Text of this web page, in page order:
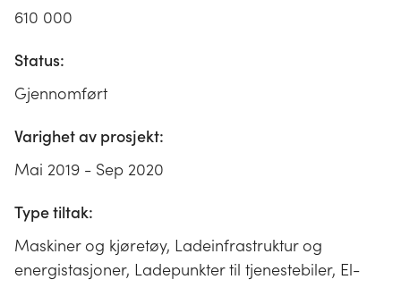
610 000
Status:
Gjennomført
Varighet av prosjekt:
Mai 2019 - Sep 2020
Type tiltak:
Maskiner og kjøretøy, Ladeinfrastruktur og
energistasjoner, Ladepunkter til tjenestebiler, El-